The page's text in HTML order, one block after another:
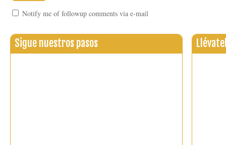
Notify me of followup comments via e-mail
Sigue nuestros pasos